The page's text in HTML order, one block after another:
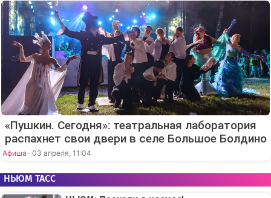
«Пушкин. Сегодня»: театральная лаборатория
распахнет свои двери в селе Большое Болдино
Афиша- 03 апреля, 11:04
НЬЮМ ТАСС